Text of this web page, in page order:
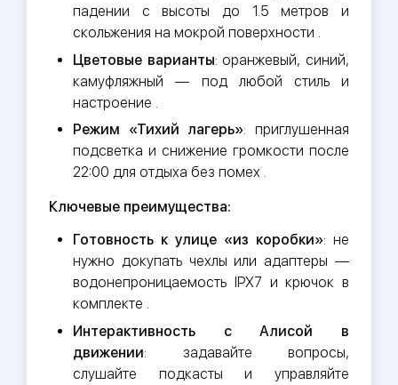
падении с высоты до 1.5 метров и
скольжения на мокрой поверхности .
Цветовые варианты: оранжевый, синий,
камуфляжный — под любой стиль и
настроение .
Режим «Тихий лагерь»: приглушенная
подсветка и снижение громкости после
22:00 для отдыха без помех .
Ключевые преимущества:
Готовность к улице «из коробки»: не
нужно докупать чехлы или адаптеры —
водонепроницаемость IPX7 и крючок в
комплекте .
Интерактивность с Алисой в
движении: задавайте вопросы,
слушайте подкасты и управляйте